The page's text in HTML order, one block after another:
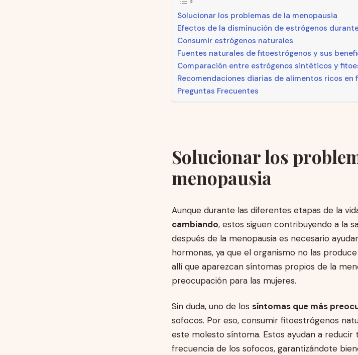
Solucionar los problemas de la menopausia
Efectos de la disminución de estrógenos
Consumir estrógenos naturales
Fuentes naturales de fitoestrógenos y sus
Comparación entre estrógenos sintéticos y
Recomendaciones diarias de alimentos ricos en
Preguntas Frecuentes
Solucionar los
menopausia
Aunque durante las diferentes etapas de la
cambiando, estos siguen contribuyendo a la
después de la menopausia es necesario
hormonas, ya que el organismo no las
allí que aparezcan síntomas propios de la
preocupación para las mujeres.
Sin duda, uno de los síntomas que más
sofocos. Por eso, consumir fitoestrógenos
este molesto síntoma. Estos ayudan a
frecuencia de los sofocos, garantizándote